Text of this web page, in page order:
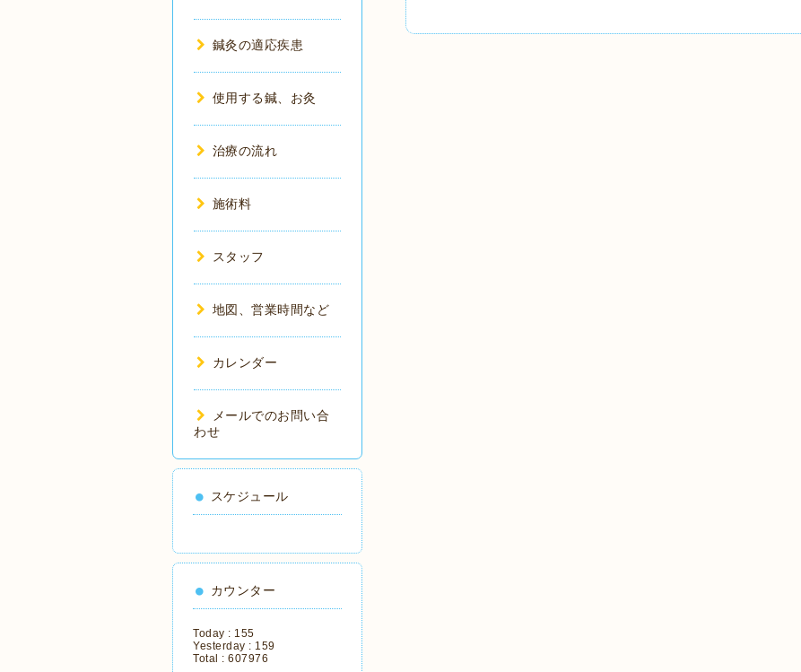
鍼灸の適応疾患
使用する鍼、お灸
治療の流れ
施術料
スタッフ
地図、営業時間など
カレンダー
メールでのお問い合
わせ
スケジュール
カウンター
Today : 155
Yesterday : 159
Total : 607976